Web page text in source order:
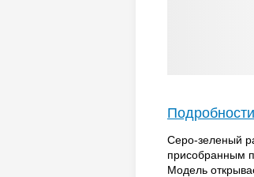
Серо-зеленый
присобранным
Модель